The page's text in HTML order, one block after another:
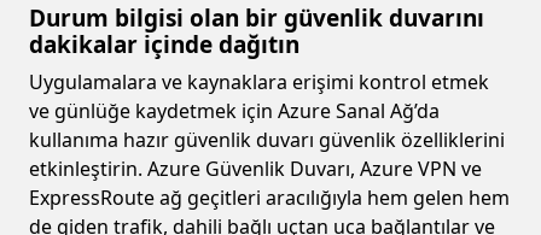
Durum bilgisi olan bir güvenlik duvarını
dakikalar içinde dağıtın
Uygulamalara ve kaynaklara erişimi kontrol etmek
ve günlüğe kaydetmek için Azure Sanal Ağ’da
kullanıma hazır güvenlik duvarı güvenlik özelliklerini
etkinleştirin. Azure Güvenlik Duvarı, Azure VPN ve
ExpressRoute ağ geçitleri aracılığıyla hem gelen hem
de giden trafik, dahili bağlı uçtan uca bağlantılar ve